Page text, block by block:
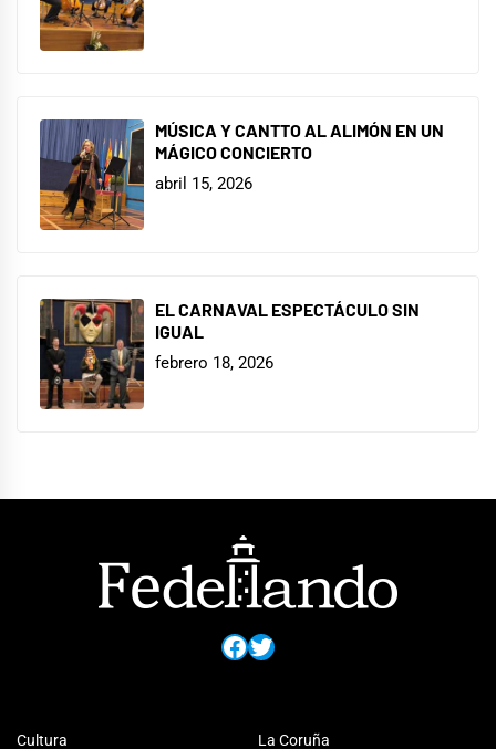
MÚSICA Y CANTTO AL ALIMÓN EN UN
MÁGICO CONCIERTO
abril 15, 2026
EL CARNAVAL ESPECTÁCULO SIN
IGUAL
febrero 18, 2026
Facebook
Twitter
Cultura La Coruña